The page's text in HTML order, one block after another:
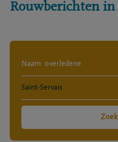
Rouwberichten in
Zoek